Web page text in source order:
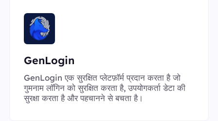
GenLogin
GenLogin एक सुरक्षित प्लेटफ़ॉर्म प्रदान करता है जो
गुमनाम लॉगिन को सुरक्षित करता है, उपयोगकर्ता डेटा की
सुरक्षा करता है और पहचानने से बचता है।